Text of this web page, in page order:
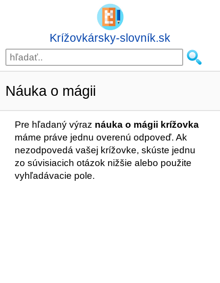
Krížovkársky-slovník.sk
Náuka o mágii
Pre hľadaný výraz náuka o mágii krížovka
máme práve jednu overenú odpoveď. Ak
nezodpovedá vašej krížovke, skúste jednu
zo súvisiacich otázok nižšie alebo použite
vyhľadávacie pole.